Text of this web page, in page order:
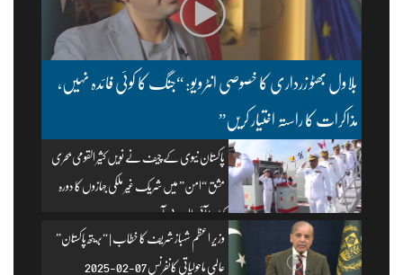
بلاول بھٹو زرداری کا خصوصی انٹرویو: “جنگ کا کوئی فائدہ نہیں،
مذاکرات کا راستہ اختیار کریں”
پاکستان نیوی کے چیف نے نویں کثیر القومی بحری
مشق “امن” میں شریک غیر ملکی جہازوں کا دورہ
کیا۔ | آئی ایس پی آر
وزیرِ اعظم شہباز شریف کا خطاب | “بریتھ پاکستان”
عالمی ماحولیاتی کانفرنس 07-02-2025